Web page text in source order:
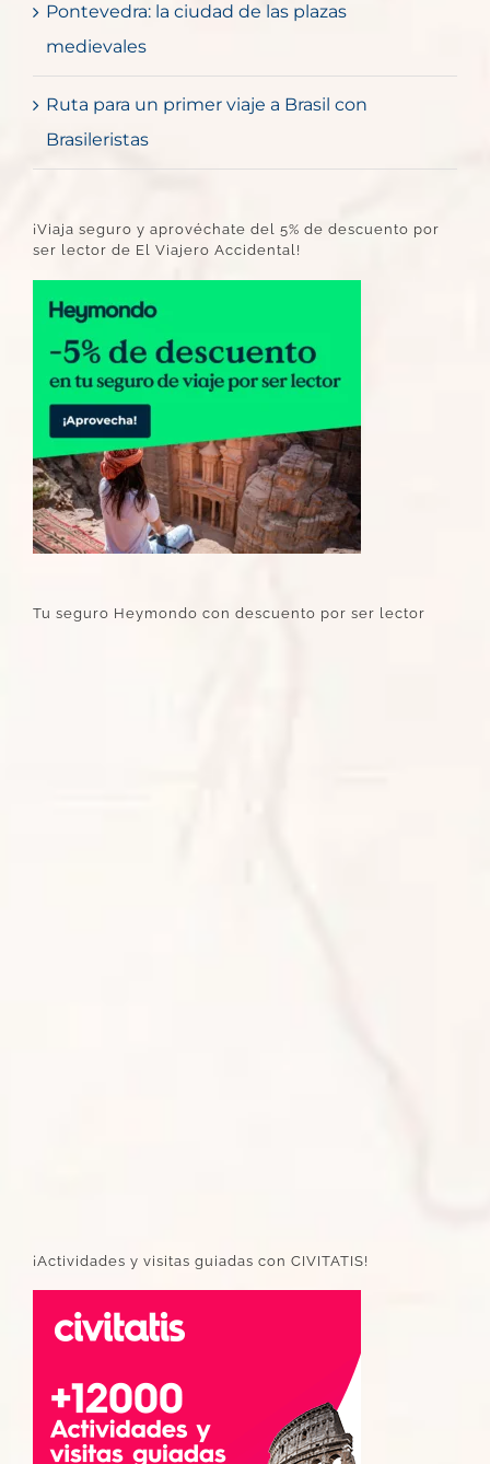
Pontevedra: la ciudad de las plazas
medievales
Ruta para un primer viaje a Brasil con
Brasileristas
¡Viaja seguro y aprovéchate del 5% de descuento por
ser lector de El Viajero Accidental!
Tu seguro Heymondo con descuento por ser lector
¡Actividades y visitas guiadas con CIVITATIS!